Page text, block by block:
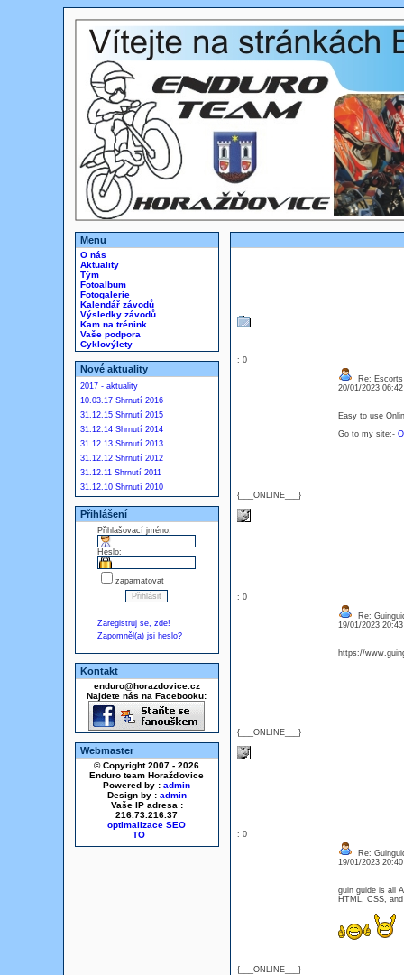
Menu
O nás
Aktuality
Tým
Fotoalbum
Fotogalerie
Kalendář závodů
Výsledky závodů
Kam na trénink
Vaše podpora
Cyklovýlety
Nové aktuality
2017 - aktuality
10.03.17 Shrnutí 2016
31.12.15 Shrnutí 2015
31.12.14 Shrnutí 2014
31.12.13 Shrnutí 2013
31.12.12 Shrnutí 2012
31.12.11 Shrnutí 2011
31.12.10 Shrnutí 2010
Přihlášení
Přihlašovací jméno:
Heslo:
zapamatovat
Zaregistruj se, zde!
Zapomněl(a) jsi heslo?
Kontakt
enduro@horazdovice.cz
Najdete nás na Facebooku:
Webmaster
© Copyright 2007 - 2026
Enduro team Horažďovice
Powered by : admin
Design by : admin
Vaše IP adresa :
216.73.216.37
optimalizace SEO
: 0
{___ONLINE___}
Re:
20/01/2023
Easy to use
Go to my site:-
: 0
{___ONLINE___}
Re:
19/01/2023
https://
: 0
{___ONLINE___}
Re:
19/01/2023
guin guide is all
HTML, CSS,